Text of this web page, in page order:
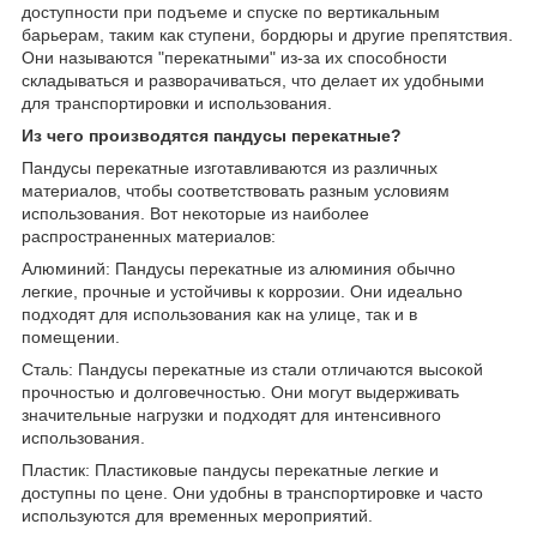
доступности при подъеме и спуске по вертикальным
барьерам, таким как ступени, бордюры и другие препятствия.
Они называются "перекатными" из-за их способности
складываться и разворачиваться, что делает их удобными
для транспортировки и использования.
Из чего производятся пандусы перекатные?
Пандусы перекатные изготавливаются из различных
материалов, чтобы соответствовать разным условиям
использования. Вот некоторые из наиболее
распространенных материалов:
Алюминий: Пандусы перекатные из алюминия обычно
легкие, прочные и устойчивы к коррозии. Они идеально
подходят для использования как на улице, так и в
помещении.
Сталь: Пандусы перекатные из стали отличаются высокой
прочностью и долговечностью. Они могут выдерживать
значительные нагрузки и подходят для интенсивного
использования.
Пластик: Пластиковые пандусы перекатные легкие и
доступны по цене. Они удобны в транспортировке и часто
используются для временных мероприятий.